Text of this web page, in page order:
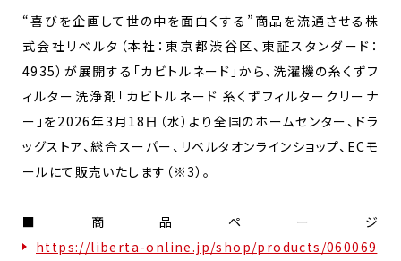
“喜びを企画して世の中を面白くする”商品を流通させる株
式会社リベルタ（本社：東京都渋谷区、東証スタンダード：
4935）が展開する「カビトルネード」から、洗濯機の糸くずフ
ィルター洗浄剤「カビトルネード 糸くずフィルタークリーナ
ー」を2026年3月18日（水）より全国のホームセンター、ドラ
ッグストア、総合スーパー、リベルタオンラインショップ、ECモ
ールにて販売いたします（※3）。
■商品ページ
https://liberta-online.jp/shop/products/060069